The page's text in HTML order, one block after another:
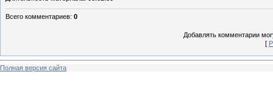
Всего комментариев: 0
Добавлять комментарии
[
Полная версия сайта